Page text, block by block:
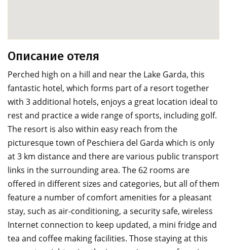
Описание отеля
Perched high on a hill and near the Lake Garda, this
fantastic hotel, which forms part of a resort together
with 3 additional hotels, enjoys a great location ideal to
rest and practice a wide range of sports, including golf.
The resort is also within easy reach from the
picturesque town of Peschiera del Garda which is only
at 3 km distance and there are various public transport
links in the surrounding area. The 62 rooms are
offered in different sizes and categories, but all of them
feature a number of comfort amenities for a pleasant
stay, such as air-conditioning, a security safe, wireless
Internet connection to keep updated, a mini fridge and
tea and coffee making facilities. Those staying at this